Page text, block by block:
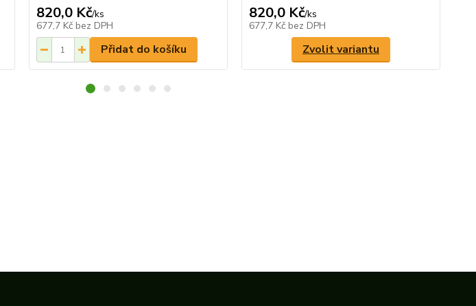
820,0 Kč/ks
677,7 Kč bez DPH
Přidat do košíku
820,0 Kč/ks
677,7 Kč bez DPH
Zvolit variantu